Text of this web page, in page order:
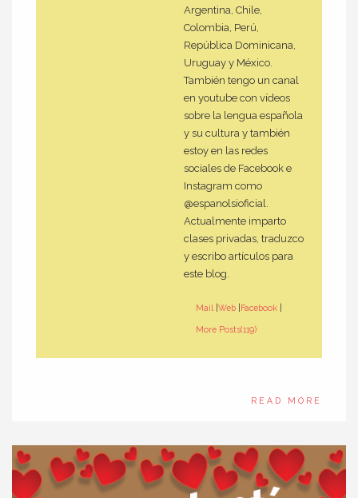
Argentina, Chile,
Colombia, Perú,
República Dominicana,
Uruguay y México.
También tengo un canal
en youtube con vídeos
sobre la lengua española
y su cultura y también
estoy en las redes
sociales de Facebook e
Instagram como
@espanolsioficial.
Actualmente imparto
clases privadas, traduzco
y escribo artículos para
este blog.
Mail Web Facebook
More Posts(119)
READ MORE